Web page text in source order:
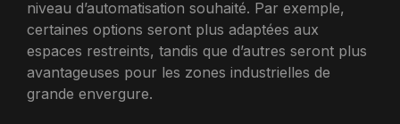
niveau d’automatisation souhaité. Par exemple,
certaines options seront plus adaptées aux
espaces restreints, tandis que d’autres seront plus
avantageuses pour les zones industrielles de
grande envergure.